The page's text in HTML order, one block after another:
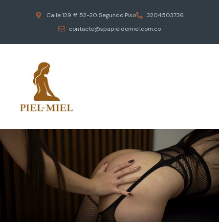
Calle 129 # 52-20 Segundo Piso
3204503736
contacto@spapieldemiel.com.co
ESCAPA DEL ESTRES DIARIO
MASAJES EROTICOS
PIEL DE MIEL